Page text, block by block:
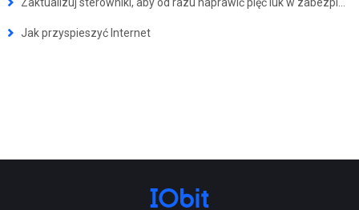
Jak przyspieszyć Internet